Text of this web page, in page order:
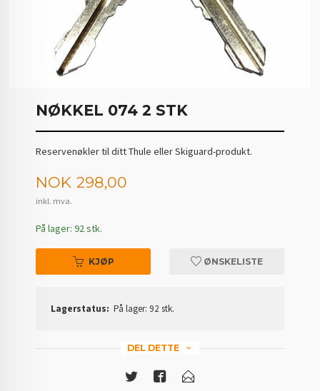
NØKKEL 074 2 STK
Reservenøkler til ditt Thule eller Skiguard-produkt.
Pris
NOK 298,00
inkl. mva.
På lager: 92 stk.
KJØP ØNSKELISTE
Lagerstatus: På lager: 92 stk.
DEL DETTE